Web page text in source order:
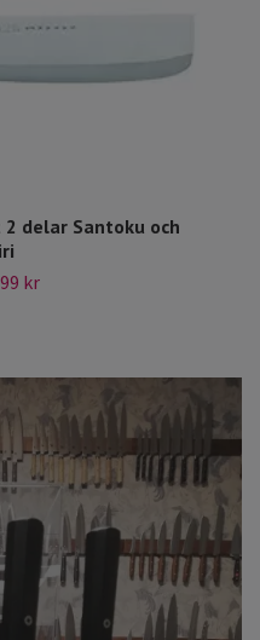
delar Santoku och
kr